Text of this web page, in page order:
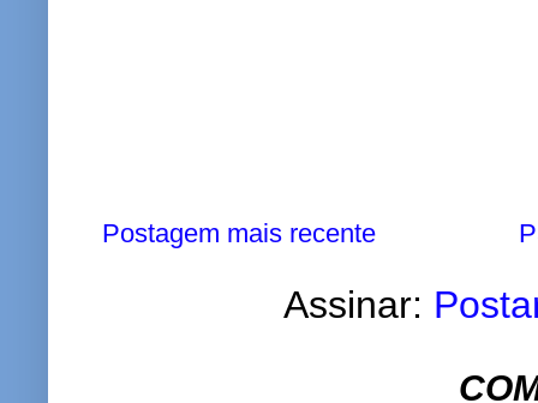
Postagem mais recente
Assinar: